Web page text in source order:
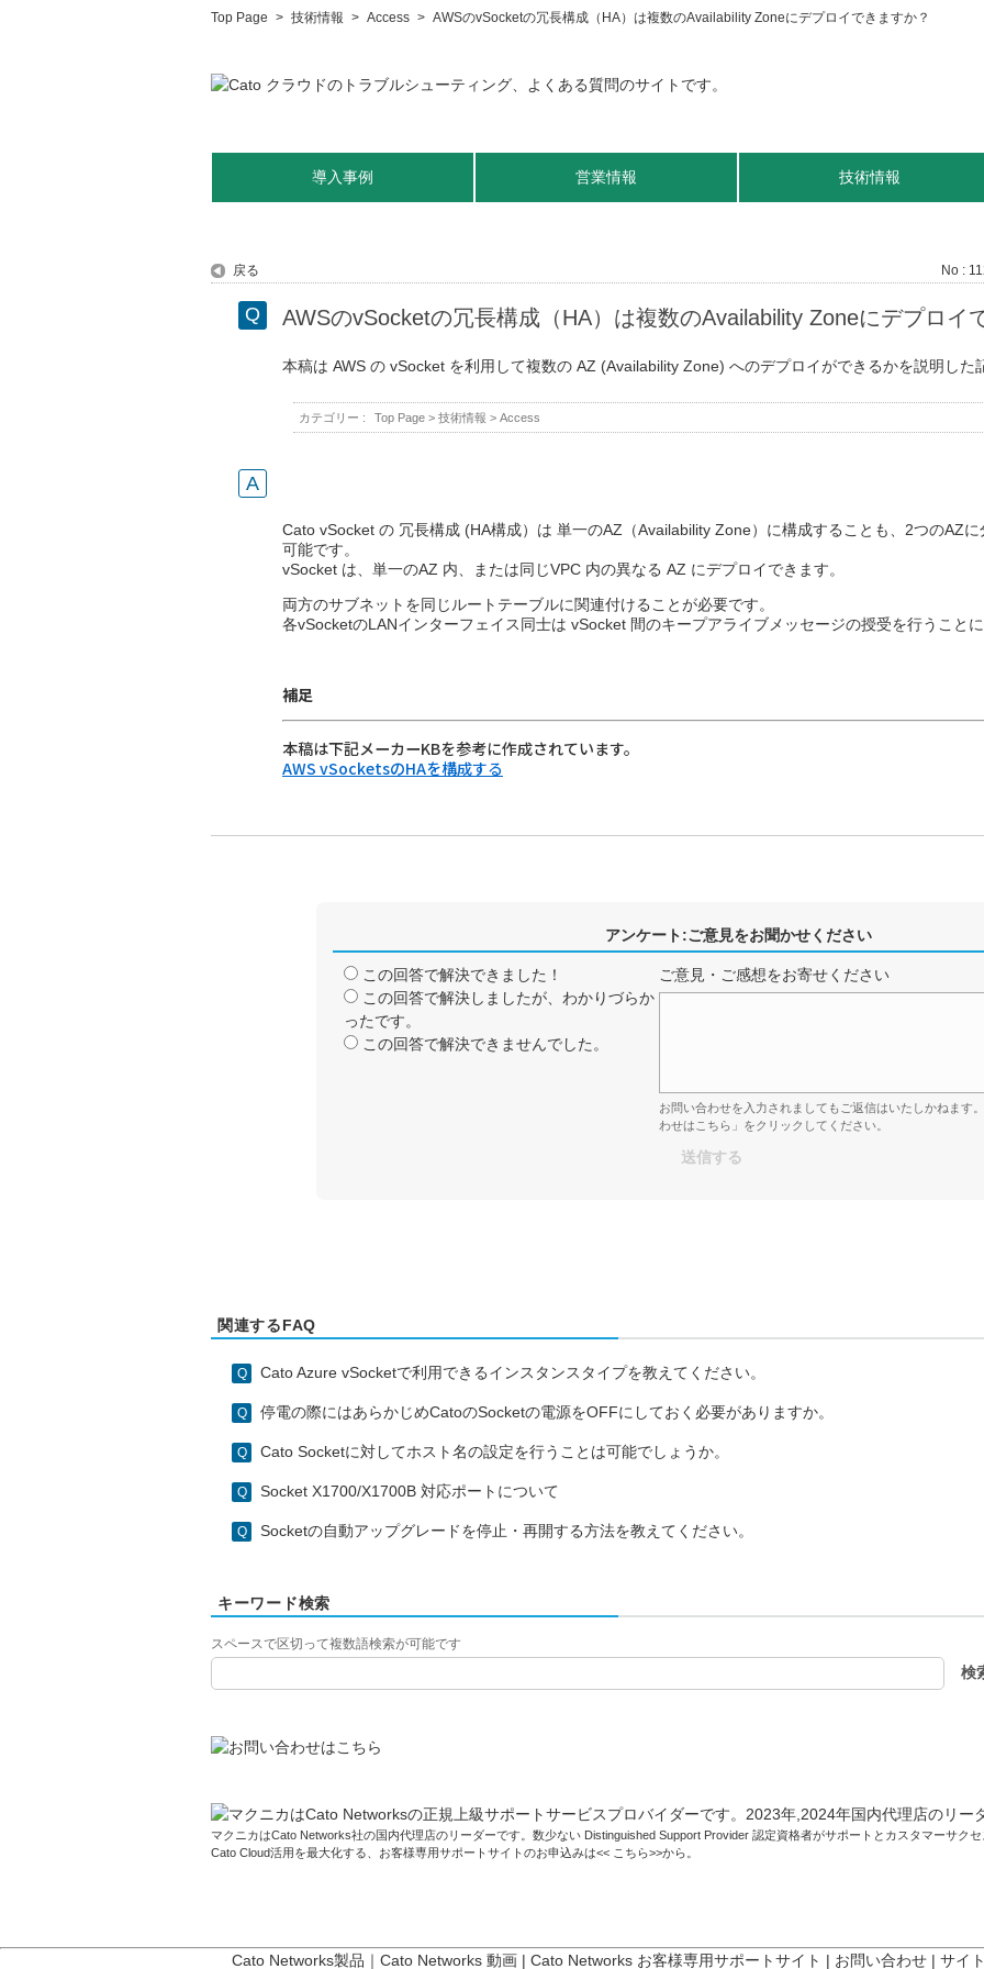
Top Page > 技術情報 > Access > AWSのvSocketの冗長構成（HA）は複数のAvailability Zoneにデプロイできますか？
導入事例 営業情報 技術情報
戻る No :
AWSのvSocketの冗長構成（HA）は複数のAvailability Zoneにデプロイ
本稿は AWS の vSocket を利用して複数の AZ (Availability Zone) へのデプロイができるかを説明した
カテゴリー : Top Page > 技術情報 > Access
Cato vSocket の 冗長構成 (HA構成）は 単一のAZ（Availability Zone）に構成することも、2つのAZ
可能です。
vSocket は、単一のAZ 内、または同じVPC 内の異なる AZ にデプロイできます。
両方のサブネットを同じルートテーブルに関連付けることが必要です。
各vSocketのLANインターフェイス同士は vSocket 間のキープアライブメッセージの授受を行うことに
補足
本稿は下記メーカーKBを参考に作成されています。
AWS vSocketsのHAを構成する
アンケート:ご意見をお聞かせください
この回答で解決できました！
この回答で解決しましたが、わかりづらか
ったです。
この回答で解決できませんでした。
ご意見・ご感想をお寄せください
お問い合わせを入力されましてもご返信はいたしかねます
わせはこちら」をクリックしてください。
関連するFAQ
Cato Azure vSocketで利用できるインスタンスタイプを教えてください。
停電の際にはあらかじめCatoのSocketの電源をOFFにしておく必要がありますか。
Cato Socketに対してホスト名の設定を行うことは可能でしょうか。
Socket X1700/X1700B 対応ポートについて
Socketの自動アップグレードを停止・再開する方法を教えてください。
キーワード検索
スペースで区切って複数語検索が可能です
マクニカはCato Networks社の国内代理店のリーダーです。数少ない Distinguished Support Provider 認定資格者がサポートとカスタマーサクセ
Cato Cloud活用を最大化する、お客様専用サポートサイトのお申込みは<< こちら>>から。
Cato Networks製品 ｜ Cato Networks 動画| Cato Networks お客様専用サポートサイト | お問い合わせ| サイ